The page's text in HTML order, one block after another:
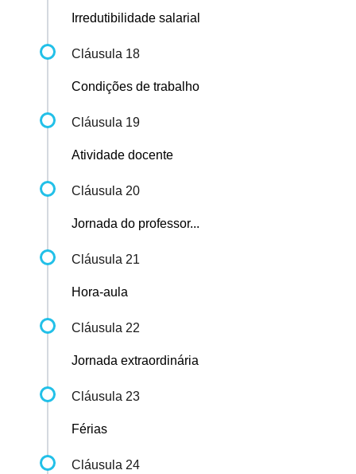
Irredutibilidade salarial
Cláusula 18
Condições de trabalho
Cláusula 19
Atividade docente
Cláusula 20
Jornada do professor...
Cláusula 21
Hora-aula
Cláusula 22
Jornada extraordinária
Cláusula 23
Férias
Cláusula 24